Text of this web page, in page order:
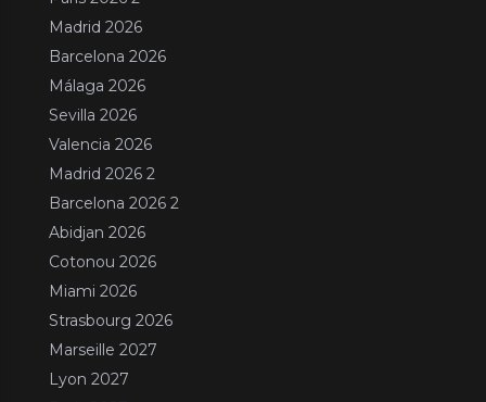
Madrid 2026
Barcelona 2026
Málaga 2026
Sevilla 2026
Valencia 2026
Madrid 2026 2
Barcelona 2026 2
Abidjan 2026
Cotonou 2026
Miami 2026
Strasbourg 2026
Marseille 2027
Lyon 2027